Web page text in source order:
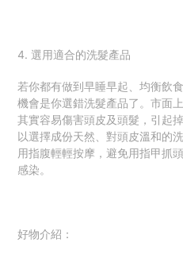
4. 選用適合的洗髮產品
若你都有做到早睡早起、均衡飲
機會是你選錯洗髮產品了。市面
其實容易傷害頭皮及頭髮，引起掉
以選擇成份天然、對頭皮溫和的
用指腹輕輕按摩， 避免用指甲抓
感染。
好物介紹：